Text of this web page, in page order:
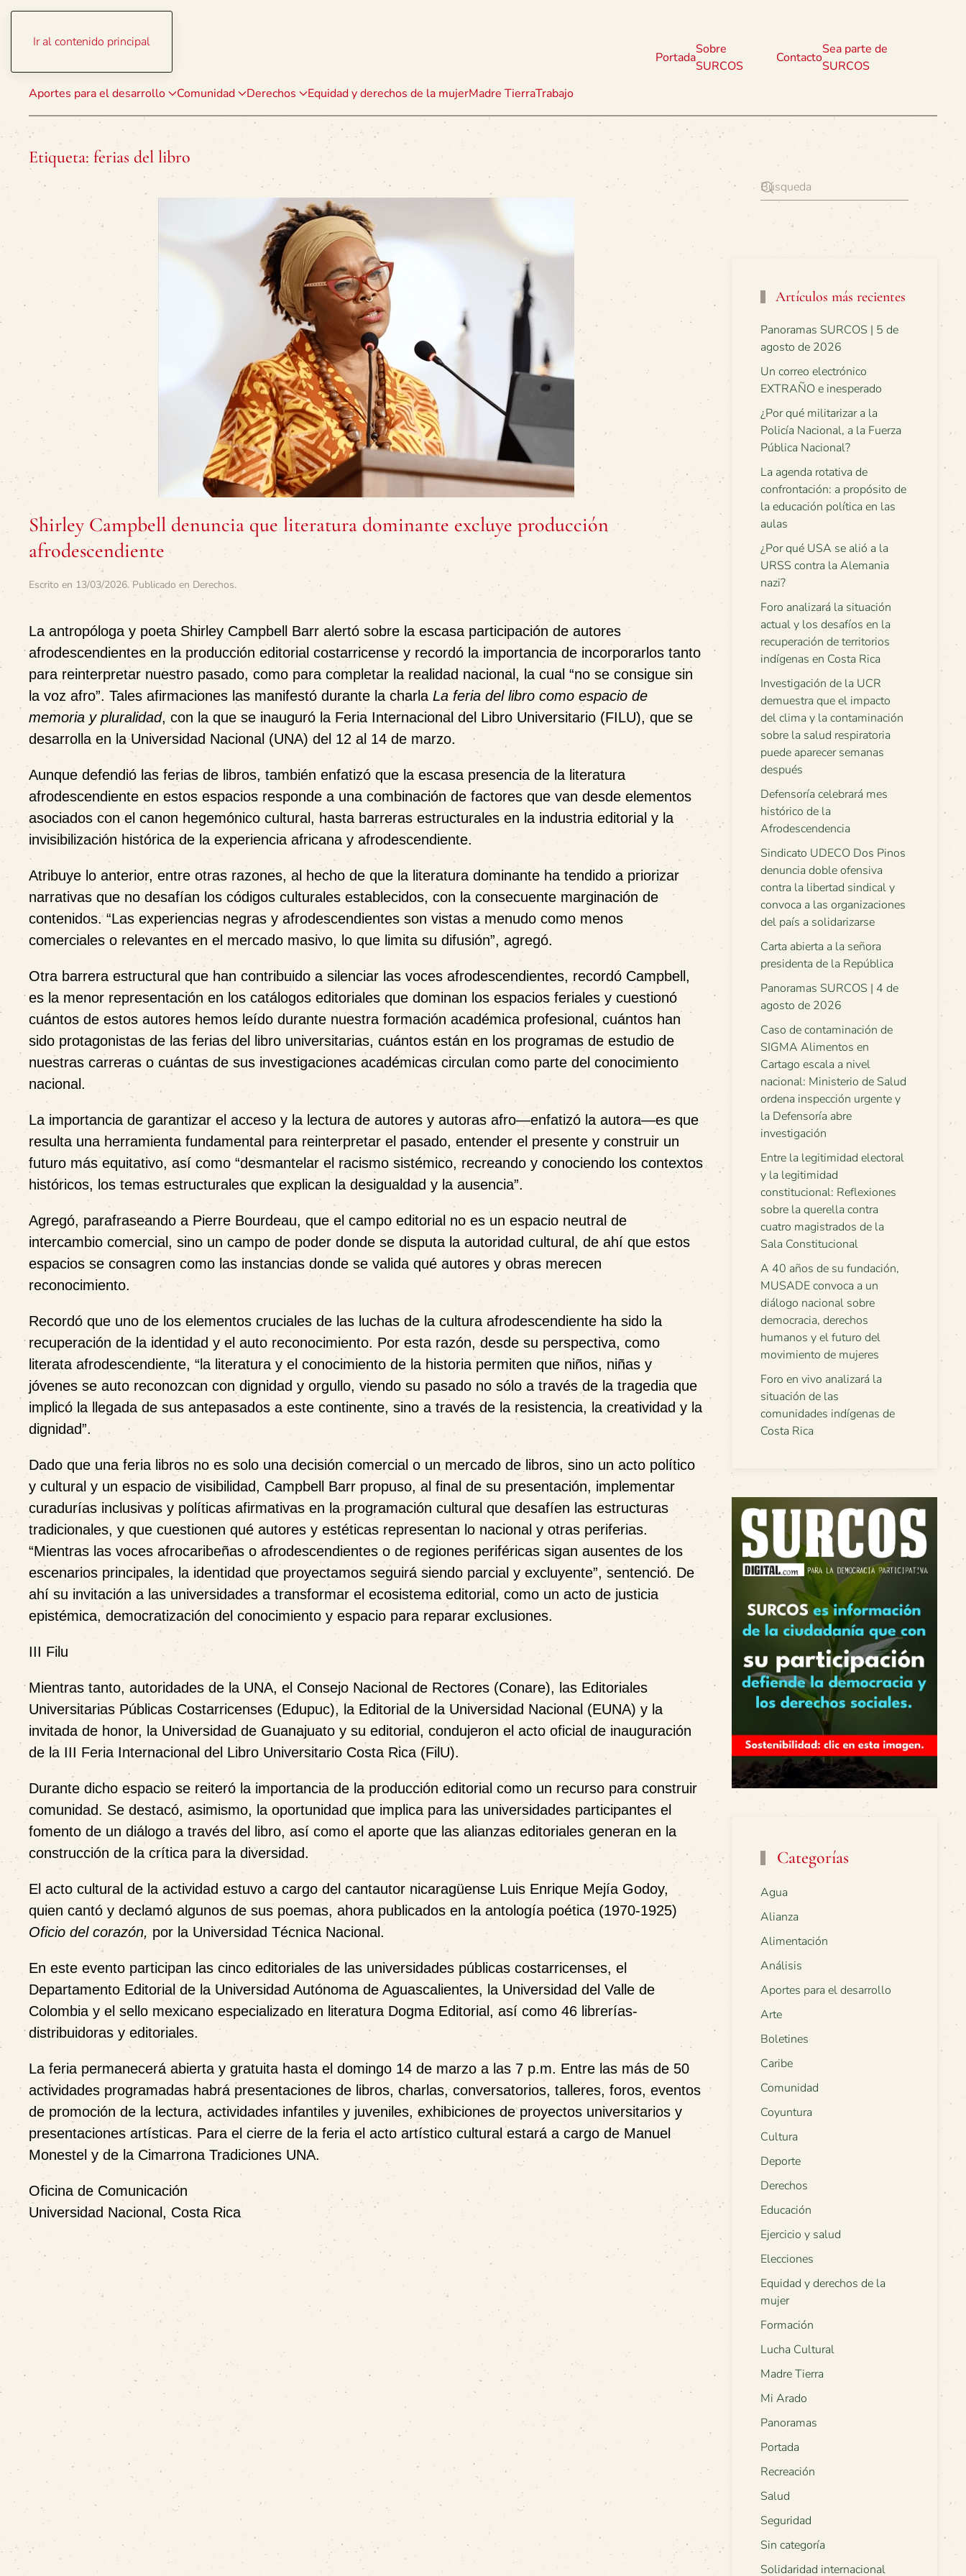
Ir al contenido principal
Aportes para el desarrollo Comunidad Derechos Equidad y derechos de la mujerMadre TierraTrabajo
Portada
Sobre
SURCOS
Contacto
Sea parte de
SURCOS
Etiqueta: ferias del libro
Shirley Campbell denuncia que literatura dominante excluye producción
afrodescendiente
Escrito en 13/03/2026. Publicado en Derechos.
La antropóloga y poeta Shirley Campbell Barr alertó sobre la escasa participación de autores
afrodescendientes en la producción editorial costarricense y recordó la importancia de incorporarlos tanto
para reinterpretar nuestro pasado, como para completar la realidad nacional, la cual “no se consigue sin
la voz afro”. Tales afirmaciones las manifestó durante la charla La feria del libro como espacio de
memoria y pluralidad, con la que se inauguró la Feria Internacional del Libro Universitario (FILU), que se
desarrolla en la Universidad Nacional (UNA) del 12 al 14 de marzo.
Aunque defendió las ferias de libros, también enfatizó que la escasa presencia de la literatura
afrodescendiente en estos espacios responde a una combinación de factores que van desde elementos
asociados con el canon hegemónico cultural, hasta barreras estructurales en la industria editorial y la
invisibilización histórica de la experiencia africana y afrodescendiente.
Atribuye lo anterior, entre otras razones, al hecho de que la literatura dominante ha tendido a priorizar
narrativas que no desafían los códigos culturales establecidos, con la consecuente marginación de
contenidos. “Las experiencias negras y afrodescendientes son vistas a menudo como menos
comerciales o relevantes en el mercado masivo, lo que limita su difusión”, agregó.
Otra barrera estructural que han contribuido a silenciar las voces afrodescendientes, recordó Campbell,
es la menor representación en los catálogos editoriales que dominan los espacios feriales y cuestionó
cuántos de estos autores hemos leído durante nuestra formación académica profesional, cuántos han
sido protagonistas de las ferias del libro universitarias, cuántos están en los programas de estudio de
nuestras carreras o cuántas de sus investigaciones académicas circulan como parte del conocimiento
nacional.
La importancia de garantizar el acceso y la lectura de autores y autoras afro—enfatizó la autora—es que
resulta una herramienta fundamental para reinterpretar el pasado, entender el presente y construir un
futuro más equitativo, así como “desmantelar el racismo sistémico, recreando y conociendo los contextos
históricos, los temas estructurales que explican la desigualdad y la ausencia”.
Agregó, parafraseando a Pierre Bourdeau, que el campo editorial no es un espacio neutral de
intercambio comercial, sino un campo de poder donde se disputa la autoridad cultural, de ahí que estos
espacios se consagren como las instancias donde se valida qué autores y obras merecen
reconocimiento.
Recordó que uno de los elementos cruciales de las luchas de la cultura afrodescendiente ha sido la
recuperación de la identidad y el auto reconocimiento. Por esta razón, desde su perspectiva, como
literata afrodescendiente, “la literatura y el conocimiento de la historia permiten que niños, niñas y
jóvenes se auto reconozcan con dignidad y orgullo, viendo su pasado no sólo a través de la tragedia que
implicó la llegada de sus antepasados a este continente, sino a través de la resistencia, la creatividad y la
dignidad”.
Dado que una feria libros no es solo una decisión comercial o un mercado de libros, sino un acto político
y cultural y un espacio de visibilidad, Campbell Barr propuso, al final de su presentación, implementar
curadurías inclusivas y políticas afirmativas en la programación cultural que desafíen las estructuras
tradicionales, y que cuestionen qué autores y estéticas representan lo nacional y otras periferias.
“Mientras las voces afrocaribeñas o afrodescendientes o de regiones periféricas sigan ausentes de los
escenarios principales, la identidad que proyectamos seguirá siendo parcial y excluyente”, sentenció. De
ahí su invitación a las universidades a transformar el ecosistema editorial, como un acto de justicia
epistémica, democratización del conocimiento y espacio para reparar exclusiones.
III Filu
Mientras tanto, autoridades de la UNA, el Consejo Nacional de Rectores (Conare), las Editoriales
Universitarias Públicas Costarricenses (Edupuc), la Editorial de la Universidad Nacional (EUNA) y la
invitada de honor, la Universidad de Guanajuato y su editorial, condujeron el acto oficial de inauguración
de la III Feria Internacional del Libro Universitario Costa Rica (FilU).
Durante dicho espacio se reiteró la importancia de la producción editorial como un recurso para construir
comunidad. Se destacó, asimismo, la oportunidad que implica para las universidades participantes el
fomento de un diálogo a través del libro, así como el aporte que las alianzas editoriales generan en la
construcción de la crítica para la diversidad.
El acto cultural de la actividad estuvo a cargo del cantautor nicaragüense Luis Enrique Mejía Godoy,
quien cantó y declamó algunos de sus poemas, ahora publicados en la antología poética (1970-1925)
Oficio del corazón, por la Universidad Técnica Nacional.
En este evento participan las cinco editoriales de las universidades públicas costarricenses, el
Departamento Editorial de la Universidad Autónoma de Aguascalientes, la Universidad del Valle de
Colombia y el sello mexicano especializado en literatura Dogma Editorial, así como 46 librerías-
distribuidoras y editoriales.
La feria permanecerá abierta y gratuita hasta el domingo 14 de marzo a las 7 p.m. Entre las más de 50
actividades programadas habrá presentaciones de libros, charlas, conversatorios, talleres, foros, eventos
de promoción de la lectura, actividades infantiles y juveniles, exhibiciones de proyectos universitarios y
presentaciones artísticas. Para el cierre de la feria el acto artístico cultural estará a cargo de Manuel
Monestel y de la Cimarrona Tradiciones UNA.
Oficina de Comunicación
Universidad Nacional, Costa Rica
Artículos más recientes
Panoramas SURCOS | 5 de
agosto de 2026
Un correo electrónico
EXTRAÑO e inesperado
¿Por qué militarizar a la
Policía Nacional, a la Fuerza
Pública Nacional?
La agenda rotativa de
confrontación: a propósito de
la educación política en las
aulas
¿Por qué USA se alió a la
URSS contra la Alemania
nazi?
Foro analizará la situación
actual y los desafíos en la
recuperación de territorios
indígenas en Costa Rica
Investigación de la UCR
demuestra que el impacto
del clima y la contaminación
sobre la salud respiratoria
puede aparecer semanas
después
Defensoría celebrará mes
histórico de la
Afrodescendencia
Sindicato UDECO Dos Pinos
denuncia doble ofensiva
contra la libertad sindical y
convoca a las organizaciones
del país a solidarizarse
Carta abierta a la señora
presidenta de la República
Panoramas SURCOS | 4 de
agosto de 2026
Caso de contaminación de
SIGMA Alimentos en
Cartago escala a nivel
nacional: Ministerio de Salud
ordena inspección urgente y
la Defensoría abre
investigación
Entre la legitimidad electoral
y la legitimidad
constitucional: Reflexiones
sobre la querella contra
cuatro magistrados de la
Sala Constitucional
A 40 años de su fundación,
MUSADE convoca a un
diálogo nacional sobre
democracia, derechos
humanos y el futuro del
movimiento de mujeres
Foro en vivo analizará la
situación de las
comunidades indígenas de
Costa Rica
Categorías
Agua
Alianza
Alimentación
Análisis
Aportes para el desarrollo
Arte
Boletines
Caribe
Comunidad
Coyuntura
Cultura
Deporte
Derechos
Educación
Ejercicio y salud
Elecciones
Equidad y derechos de la
mujer
Formación
Lucha Cultural
Madre Tierra
Mi Arado
Panoramas
Portada
Recreación
Salud
Seguridad
Sin categoría
Solidaridad internacional